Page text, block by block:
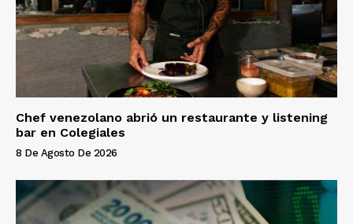
Chef venezolano abrió un restaurante y listening
bar en Colegiales
8 De Agosto De 2026